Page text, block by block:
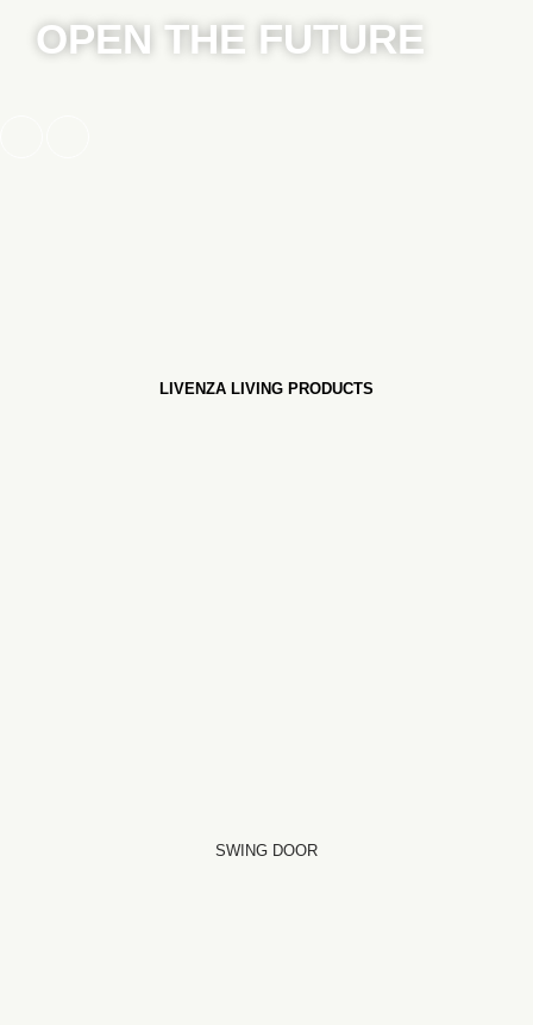
OPEN THE FUTURE
LIVENZA LIVING PRODUCTS
SWING DOOR